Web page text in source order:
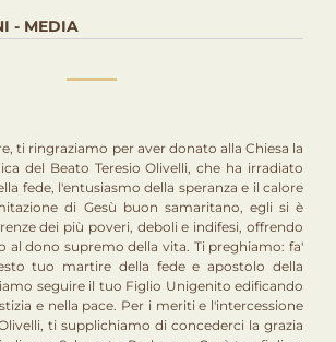
- MEDIA
ti ringraziamo per aver donato alla Chiesa la
del Beato Teresio Olivelli, che ha irradiato
fede, l'entusiasmo della speranza e il calore
di Gesù buon samaritano, egli si è
dei più poveri, deboli e indifesi, offrendo
al dono supremo della vita. Ti preghiamo: fa'
tuo martire della fede e apostolo della
seguire il tuo Figlio Unigenito edificando
e nella pace. Per i meriti e l'intercessione
ti supplichiamo di concederci la grazia